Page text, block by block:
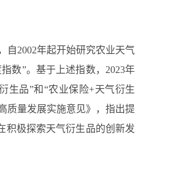
自2002年起开始研究农业天气
数”。基于上述指数，2023年
生品”和“农业保险+天气衍生
质量发展实施意见》，指出提
积极探索天气衍生品的创新发